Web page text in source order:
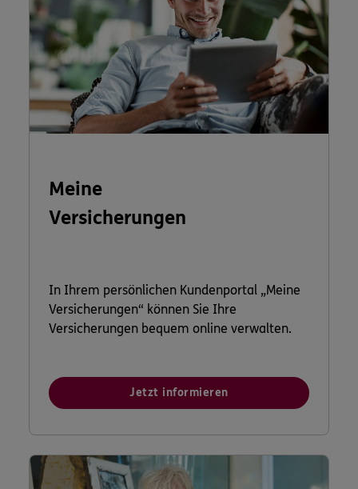
Meine
Versicherungen
In Ihrem persönlichen Kundenportal „Meine
Versicherungen“ können Sie Ihre
Versicherungen bequem online verwalten.
Jetzt informieren